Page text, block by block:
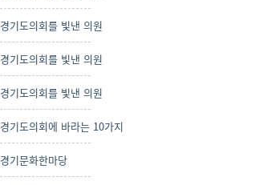
경기도의회를 빛낸 의원
경기도의회를 빛낸 의원
경기도의회를 빛낸 의원
경기도의회에 바라는 10가지
경기문화한마당